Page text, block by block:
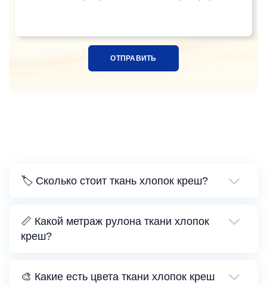
🏷️ Сколько стоит ткань хлопок креш?
📏 Какой метраж рулона ткани хлопок
креш?
🎨 Какие есть цвета ткани хлопок креш